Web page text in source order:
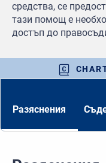
средства, се
тази помощ е
достъп до
Разяснения